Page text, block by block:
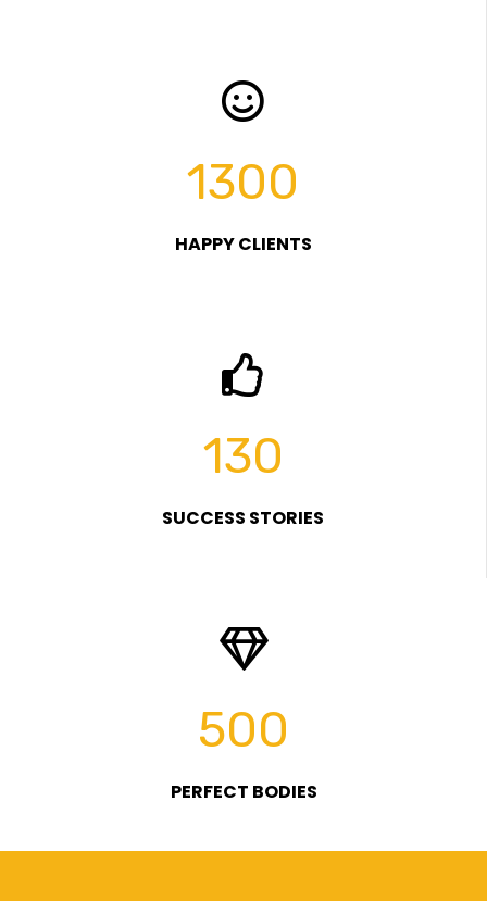
1300
HAPPY CLIENTS
130
SUCCESS STORIES
500
PERFECT BODIES